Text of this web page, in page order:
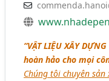
“VẬT LIỆU XÂY
hoàn hảo cho mọi
Chúng tôi chuyên